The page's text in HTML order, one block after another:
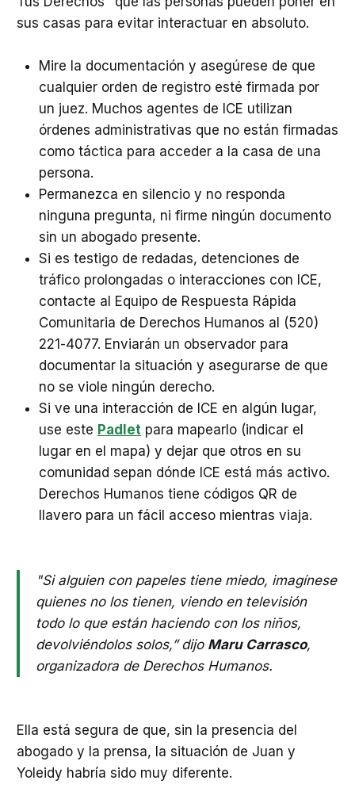
sus casas para evitar interactuar en absoluto.
Mire la documentación y asegúrese de que
cualquier orden de registro esté firmada por
un juez. Muchos agentes de ICE utilizan
órdenes administrativas que no están firmadas
como táctica para acceder a la casa de una
persona.
Permanezca en silencio y no responda
ninguna pregunta, ni firme ningún documento
sin un abogado presente.
Si es testigo de redadas, detenciones de
tráfico prolongadas o interacciones con ICE,
contacte al Equipo de Respuesta Rápida
Comunitaria de Derechos Humanos al (520)
221-4077. Enviarán un observador para
documentar la situación y asegurarse de que
no se viole ningún derecho.
Si ve una interacción de ICE en algún lugar,
use este Padletpara mapearlo (indicar el
lugar en el mapa) y dejar que otros en su
comunidad sepan dónde ICE está más activo.
Derechos Humanos tiene códigos QR de
llavero para un fácil acceso mientras viaja.
"Si alguien con papeles tiene miedo, imagínese
quienes no los tienen, viendo en televisión
todo lo que están haciendo con los niños,
devolviéndolos solos,” dijo Maru Carrasco,
organizadora de Derechos Humanos.
Ella está segura de que, sin la presencia del
abogado y la prensa, la situación de Juan y
Yoleidy habría sido muy diferente.